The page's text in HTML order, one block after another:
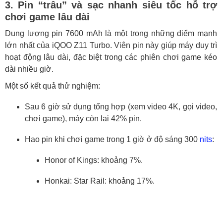
3. Pin “trâu” và sạc nhanh siêu tốc hỗ trợ
chơi game lâu dài
Dung lượng pin 7600 mAh là một trong những điểm mạnh
lớn nhất của iQOO Z11 Turbo. Viên pin này giúp máy duy trì
hoạt động lâu dài, đặc biệt trong các phiên chơi game kéo
dài nhiều giờ.
Một số kết quả thử nghiệm:
Sau 6 giờ sử dụng tổng hợp (xem video 4K, gọi video,
chơi game), máy còn lại 42% pin.
Hao pin khi chơi game trong 1 giờ ở độ sáng 300 nits:
Honor of Kings: khoảng 7%.
Honkai: Star Rail: khoảng 17%.